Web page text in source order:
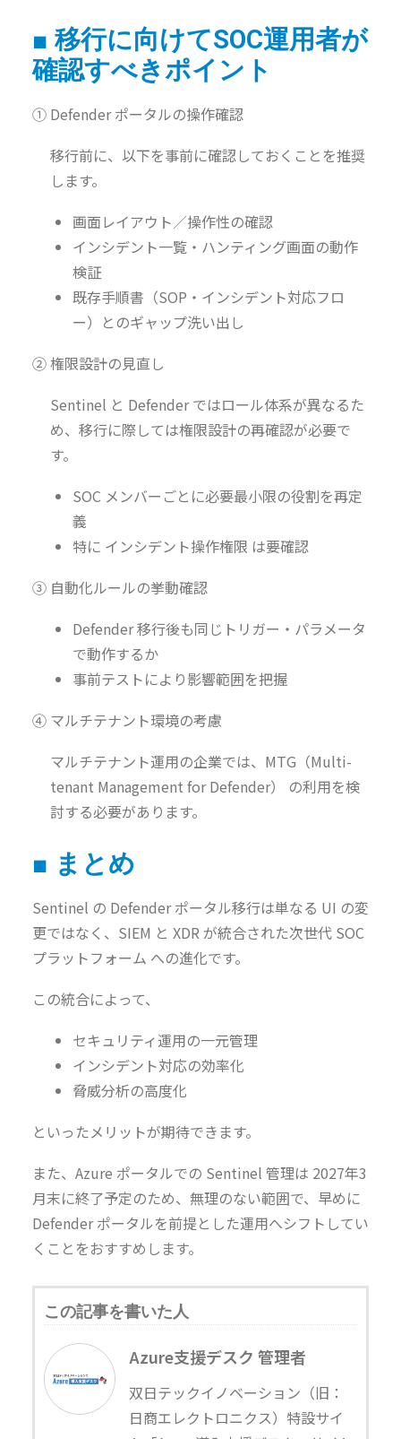
■ 移行に向けてSOC運用者が
確認すべきポイント
① Defender ポータルの操作確認
移行前に、以下を事前に確認しておくことを推奨
します。
画面レイアウト／操作性の確認
インシデント一覧・ハンティング画面の動作
検証
既存手順書（SOP・インシデント対応フロ
ー）とのギャップ洗い出し
② 権限設計の見直し
Sentinel と Defender ではロール体系が異なるた
め、移行に際しては権限設計の再確認が必要で
す。
SOC メンバーごとに必要最小限の役割を再定
義
特に インシデント操作権限 は要確認
③ 自動化ルールの挙動確認
Defender 移行後も同じトリガー・パラメータ
で動作するか
事前テストにより影響範囲を把握
④ マルチテナント環境の考慮
マルチテナント運用の企業では、MTG（Multi-
tenant Management for Defender） の利用を検
討する必要があります。
■ まとめ
Sentinel の Defender ポータル移行は単なる UI の変
更ではなく、SIEM と XDR が統合された次世代 SOC
プラットフォーム への進化です。
この統合によって、
セキュリティ運用の一元管理
インシデント対応の効率化
脅威分析の高度化
といったメリットが期待できます。
また、Azure ポータルでの Sentinel 管理は 2027年3
月末に終了予定のため、無理のない範囲で、早めに
Defender ポータルを前提とした運用へシフトしてい
くことをおすすめします。
この記事を書いた人
Azure支援デスク 管理者
双日テックイノベーション（旧：
日商エレクトロニクス）特設サイ